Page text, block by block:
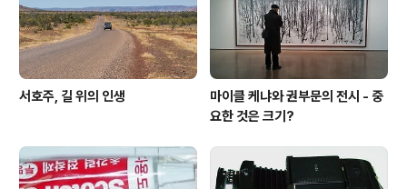
서호주, 길 위의 인생
마이클 케냐와 권부문의 전시 - 중
요한 것은 크기?